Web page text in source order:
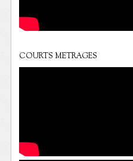
COURTS METRAGES